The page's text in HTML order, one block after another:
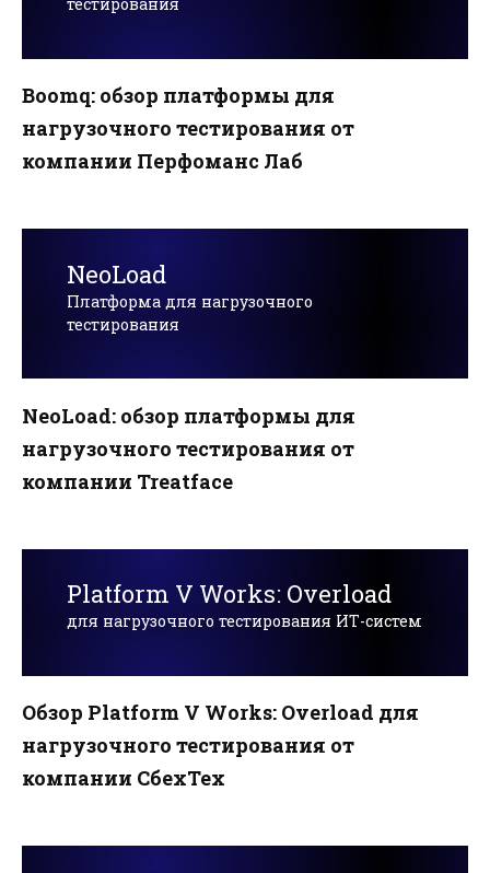
Boomq: обзор платформы для
нагрузочного тестирования от
компании Перфоманс Лаб
NeoLoad
Платформа для нагрузочного
тестирования
NeoLoad: обзор платформы для
нагрузочного тестирования от
компании Treatface
Platform V Works: Overload
для нагрузочного тестирования ИТ-систем
Обзор Platform V Works: Overload для
нагрузочного тестирования от
компании СбехТех